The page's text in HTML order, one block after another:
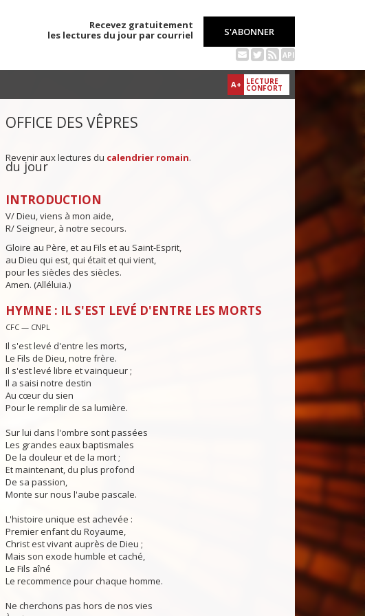
Recevez gratuitement
les lectures du jour par courriel
S'ABONNER
API
A+ LECTURE
CONFORT
OFFICE DES VÊPRES
Revenir aux lectures du calendrier romain.
du jour
INTRODUCTION
V/ Dieu, viens à mon aide,
R/ Seigneur, à notre secours.
Gloire au Père, et au Fils et au Saint-Esprit,
au Dieu qui est, qui était et qui vient,
pour les siècles des siècles.
Amen. (Alléluia.)
HYMNE : IL S'EST LEVÉ D'ENTRE LES MORTS
CFC — CNPL
Il s'est levé d'entre les morts,
Le Fils de Dieu, notre frère.
Il s'est levé libre et vainqueur ;
Il a saisi notre destin
Au cœur du sien
Pour le remplir de sa lumière.
Sur lui dans l'ombre sont passées
Les grandes eaux baptismales
De la douleur et de la mort ;
Et maintenant, du plus profond
De sa passion,
Monte sur nous l'aube pascale.
L'histoire unique est achevée :
Premier enfant du Royaume,
Christ est vivant auprès de Dieu ;
Mais son exode humble et caché,
Le Fils aîné
Le recommence pour chaque homme.
Ne cherchons pas hors de nos vies